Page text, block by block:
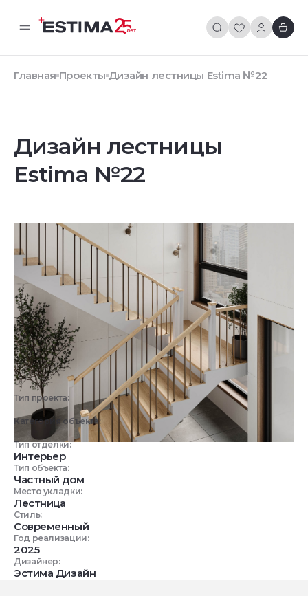
Главная Проекты Дизайн лестницы Estima №22
Дизайн лестницы
Estima №22
Тип проекта:
3D визуализация
Категория объекта:
Жилые объекты
Тип отделки:
Интерьер
Тип объекта:
Частный дом
Место укладки:
Лестница
Стиль:
Современный
Год реализации:
2025
Дизайнер:
Эстима Дизайн